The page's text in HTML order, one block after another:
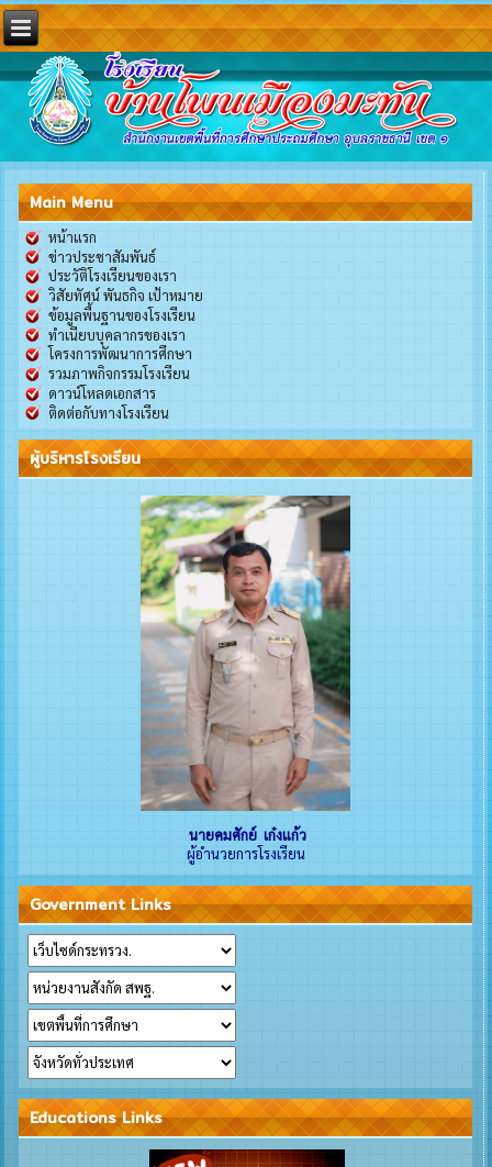
Main Menu
หน้าแรก
ข่าวประชาสัมพันธ์
ประวัติโรงเรียนของเรา
วิสัยทัศน์ พันธกิจ เป้าหมาย
ข้อมูลพื้นฐานของโรงเรียน
ทำเนียบบุคลากรของเรา
โครงการพัฒนาการศึกษา
รวมภาพกิจกรรมโรงเรียน
ดาวน์โหลดเอกสาร
ติดต่อกับทางโรงเรียน
ผู้บริหารโรงเรียน
นายคมศักย์ เก๋งแก้ว
ผู้อำนวยการโรงเรียน
Government Links
Educations Links